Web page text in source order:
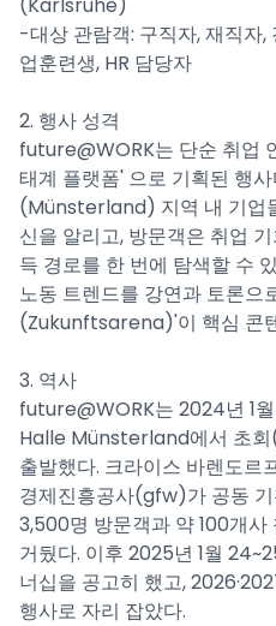
-대상 관람객: 구직자, 재직자,
업훈련생, HR 담당자
2. 행사 성격
future@WORK는 단순 취업
태계 플랫폼' 으로 기획된 행
(Münsterland) 지역 내 기업
신을 알리고, 방문객은 취업
득 경로를 한 번에 탐색할 수
노동 트렌드를 강연과 토론으
(Zukunftsarena)'이 핵심 콘
3. 역사
future@WORK는 2024년 1
Halle Münsterland에서 초회
출발했다. 크라이스 바렌도
경제진흥공사(gfw)가 공동
3,500명 방문객과 약 100개
거뒀다. 이후 2025년 1월
너십을 공고히 했고,
행사로 자리 잡았다.